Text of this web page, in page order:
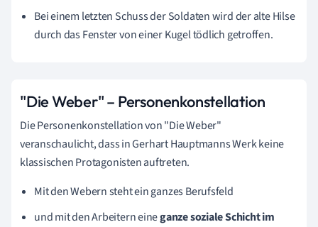
Bei einem letzten Schuss der Soldaten wird der alte Hilse
durch das Fenster von einer Kugel tödlich getroffen.
"Die Weber" – Personenkonstellation
Die Personenkonstellation von "Die Weber"
veranschaulicht, dass in Gerhart Hauptmanns Werk keine
klassischen Protagonisten auftreten.
Mit den Webern steht ein ganzes Berufsfeld
und mit den Arbeitern eineganze soziale Schicht im